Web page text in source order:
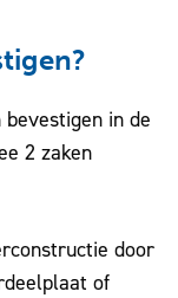
in de
2 zaken
door
of